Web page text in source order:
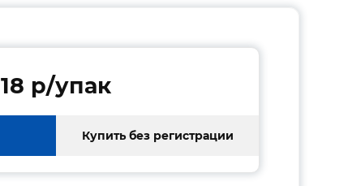
18 p/упак
Купить без регистрации